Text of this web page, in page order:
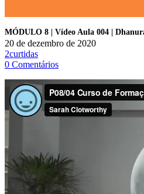
MÓDULO 8 | Vídeo Aula 004 |
20 de dezembro de 2020
2curtidas
0 Comentários